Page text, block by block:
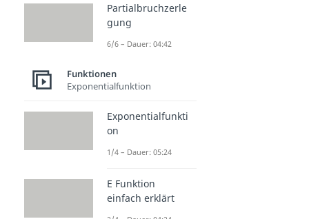
Partialbruchzerle
gung
6/6 – Dauer: 04:42
Funktionen
Exponentialfunktion
Exponentialfunkti
on
1/4 – Dauer: 05:24
E Funktion
einfach erklärt